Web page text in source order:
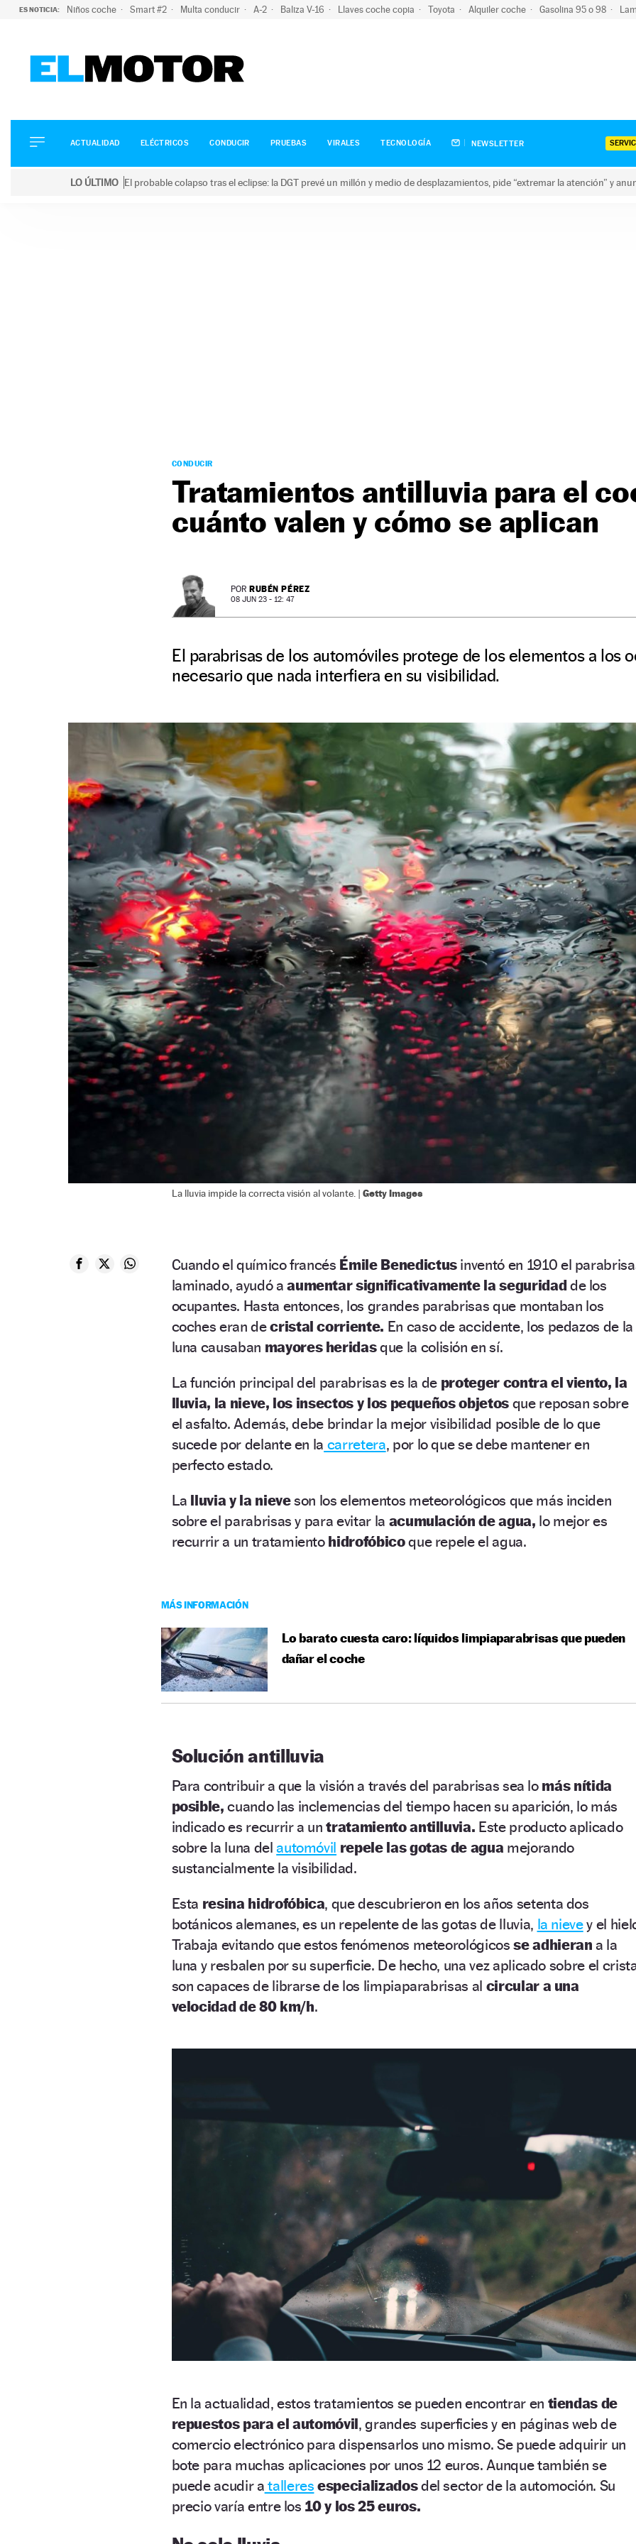
ES NOTICIA: Niños coche Smart #2 Multa conducir A-2 Baliza V-16 Llaves coche copia Toyota Alquiler coche Gasolina 95 o 98
ELÉCTRICOS
CONDUCIR
ACTUALIDAD ELÉCTRICOS CONDUCIR PRUEBAS VIRALES TECNOLOGÍA NEWSLETTER
LO ÚLTIMO El probable colapso tras el eclipse: la DGT prevé un millón y medio de desplazamientos, pide “extremar la atención” y
CONDUCIR
Tratamientos antilluvia para el
cuánto valen y cómo se aplican
POR RUBÉN PÉREZ
08 JUN 23 - 12: 47
El parabrisas de los automóviles protege de los elementos a los
necesario que nada interfiera en su visibilidad.
La lluvia impide la correcta visión al volante. | Getty Images
Cuando el químico francés Émile Benedictusinventó en 1910 el
laminado, ayudó aaumentar significativamente la seguridadde los
ocupantes. Hasta entonces, los grandes parabrisas que montaban los
coches eran decristal corriente. En caso de accidente, los pedazos de la
luna causaban mayores heridasque la colisión en sí.
La función principal del parabrisas es la de proteger contra el viento, la
lluvia, la nieve, los insectos y los pequeños objetosque reposan sobre
el asfalto. Además, debe brindar la mejor visibilidad posible de lo que
sucede por delante en la carretera, por lo que se debe mantener en
perfecto estado.
La lluvia y la nieveson los elementos meteorológicos que más inciden
sobre el parabrisas y para evitar la acumulación de agua, lo mejor es
recurrir a un tratamiento hidrofóbicoque repele el agua.
MÁS INFORMACIÓN
Lo barato cuesta caro: líquidos limpiaparabrisas que pueden
dañar el coche
Solución antilluvia
Para contribuir a que la visión a través del parabrisas sea lo más nítida
posible, cuando las inclemencias del tiempo hacen su aparición, lo más
indicado es recurrir a untratamiento antilluvia. Este producto aplicado
sobre la luna delautomóvil repele las gotas de agua mejorando
sustancialmente la visibilidad.
Esta resina hidrofóbica, que descubrieron en los años setenta dos
botánicos alemanes, es un repelente de las gotas de lluvia, la nievey el
Trabaja evitando que estos fenómenos meteorológicosse adhierana la
luna y resbalen por su superficie. De hecho, una vez aplicado sobre el
son capaces de librarse de los limpiaparabrisas al circular a una
velocidad de 80 km/h.
En la actualidad, estos tratamientos se pueden encontrar en tiendas de
repuestos para el automóvil, grandes superficies y en páginas web de
comercio electrónico para dispensarlos uno mismo. Se puede adquirir un
bote para muchas aplicaciones por unos 12 euros. Aunque también se
puede acudir a talleres especializadosdel sector de la automoción. Su
precio varía entre los 10 y los 25 euros.